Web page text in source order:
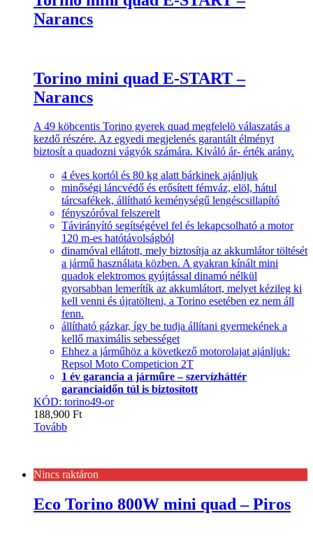
Narancs
Torino mini quad E-START –
Narancs
A 49 köbcentis Torino gyerek quad megfelelö válaszatás a
kezdő részére. Az egyedi megjelenés garantált élményt
biztosít a quadozni vágyók számára. Kiváló ár- érték arány.
4 éves kortól és 80 kg alatt bárkinek ajánljuk
minőségi láncvédő és erősített fémváz, elöl, hátul
tárcsafékek, állítható keménységű lengéscsillapító
fényszóróval felszerelt
Távirányító segítségével fel és lekapcsolható a motor
120 m-es hatótávolságból
dinamóval ellátott, mely biztosítja az akkumlátor töltését
a jármű használata közben. A gyakran kínált mini
quadok elektromos gyújtással dinamó nélkül
gyorsabban lemerítík az akkumlátort, melyet kézileg ki
kell venni és újratölteni, a Torino esetében ez nem áll
fenn.
állítható gázkar, így be tudja állítani gyermekének a
kellő maximális sebességet
Ehhez a járműhöz a következő motorolajat ajánljuk:
Repsol Moto Competicion 2T
1 év garancia a járműre – szervízháttér
garanciaidőn túl is biztosított
KÓD: torino49-or
188,900 Ft
Tovább
Nincs raktáron
Eco Torino 800W mini quad – Piros